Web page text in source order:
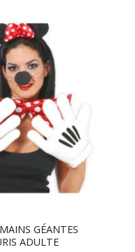
GÉANTES
ADULTE